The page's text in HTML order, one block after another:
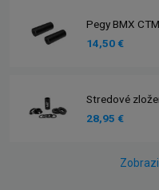
Pegy BMX CTM
14,50 €
Stredové
28,95 €